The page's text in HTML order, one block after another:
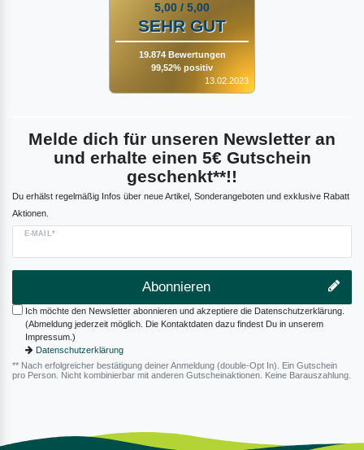
5,00 / 5,00
SEHR GUT
19.874 Bewertungen
99,52% positiv
13.02.2023
Melde dich für unseren Newsletter an
und erhalte einen 5€ Gutschein
geschenkt**!!
Du erhälst regelmäßig Infos über neue Artikel, Sonderangeboten und exklusive Rabatt
Aktionen.
E-MAIL*
Abonnieren
Ich möchte den Newsletter abonnieren und akzeptiere die Datenschutzerklärung.
(Abmeldung jederzeit möglich. Die Kontaktdaten dazu findest Du in unserem
Impressum.)
Datenschutzerklärung
** Nach erfolgreicher bestätigung deiner Anmeldung (double-Opt In). Ein Gutschein
pro Person. Nicht kombinierbar mit anderen Gutscheinaktionen. Keine Barauszahlung.